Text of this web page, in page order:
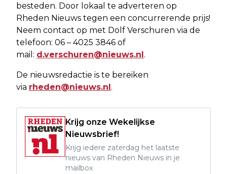
besteden. Door lokaal te adverteren op
Rheden Nieuws tegen een concurrerende prijs!
Neem contact op met Dolf Verschuren via de
telefoon: 06 – 4025 3846 of
mail: d.verschuren@nieuws.nl .
De nieuwsredactie is te bereiken
via rheden@nieuws.nl .
Krijg onze Wekelijkse
Nieuwsbrief!
Krijg iedere zaterdag het laatste
nieuws van Rheden Nieuws in je
mailbox